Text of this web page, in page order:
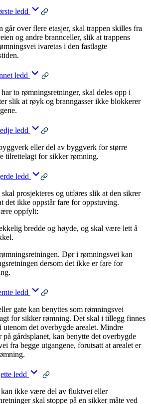
ledd
går over flere etasjer, skal trappen skilles fra
og andre brannceller, slik at trappens
ivaretas i den fastlagte
ledd
to rømningsretninger, skal deles opp i
slik at røyk og branngasser ikke blokkerer
ledd
eller del av byggverk for større
tilrettelagt for sikker rømning.
ledd
prosjekteres og utføres slik at den sikrer
det ikke oppstår fare for oppstuving.
oppfylt:
bredde og høyde, og skal være lett å
Dør i rømningsvei kan
dersom det ikke er fare for
ledd
gate kan benyttes som rømningsvei
for sikker rømning. Det skal i tillegg finnes
det overbygde arealet. Mindre
gårdsplanet, kan benytte det overbygde
fra begge utgangene, forutsatt at arealet er
ledd
ikke være del av fluktvei eller
skal stoppe på en sikker måte ved